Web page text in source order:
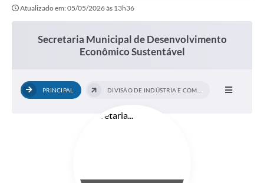
Atualizado em: 05/05/2026 às 13h36
Secretaria Municipal de Desenvolvimento
Econômico Sustentável
PRINCIPAL